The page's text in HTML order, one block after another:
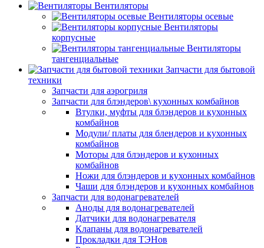
Вентиляторы
Вентиляторы осевые
Вентиляторы
корпусные
Вентиляторы
тангенциальные
Запчасти для бытовой
техники
Запчасти для аэрогриля
Запчасти для блэндеров\ кухонных комбайнов
Втулки, муфты для блэндеров и кухонных
комбайнов
Модули/ платы для блендеров и кухонных
комбайнов
Моторы для блэндеров и кухонных
комбайнов
Ножи для блэндеров и кухонных комбайнов
Чаши для блэндеров и кухонных комбайнов
Запчасти для водонагревателей
Аноды для водонагревателей
Датчики для водонагревателя
Клапаны для водонагревателей
Прокладки для ТЭНов